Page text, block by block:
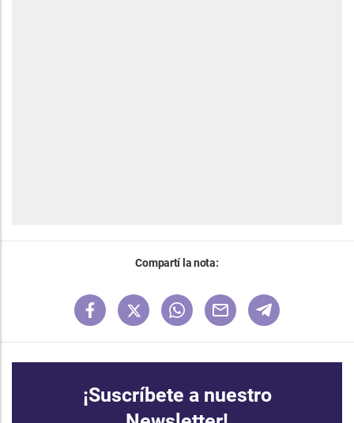
Compartí la nota:
¡Suscríbete a nuestro